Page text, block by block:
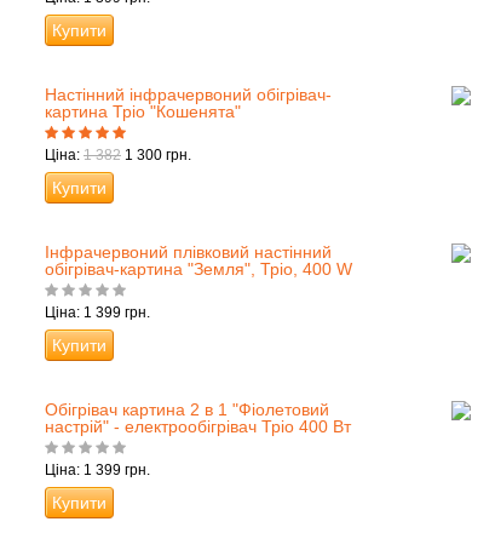
Купити
Настінний інфрачервоний обігрівач-
картина Тріо "Кошенята"
Ціна: 1 382 1 300 грн.
Купити
Інфрачервоний плівковий настінний
обігрівач-картина "Земля", Тріо, 400 W
Ціна: 1 399 грн.
Купити
Обігрівач картина 2 в 1 "Фіолетовий
настрій" - електрообігрівач Тріо 400 Вт
Ціна: 1 399 грн.
Купити